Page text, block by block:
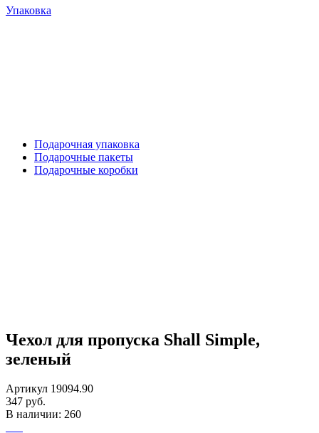
Упаковка
Подарочная упаковка
Подарочные пакеты
Подарочные коробки
Чехол для пропуска Shall Simple,
зеленый
Артикул 19094.90
347 руб.
В наличии: 260